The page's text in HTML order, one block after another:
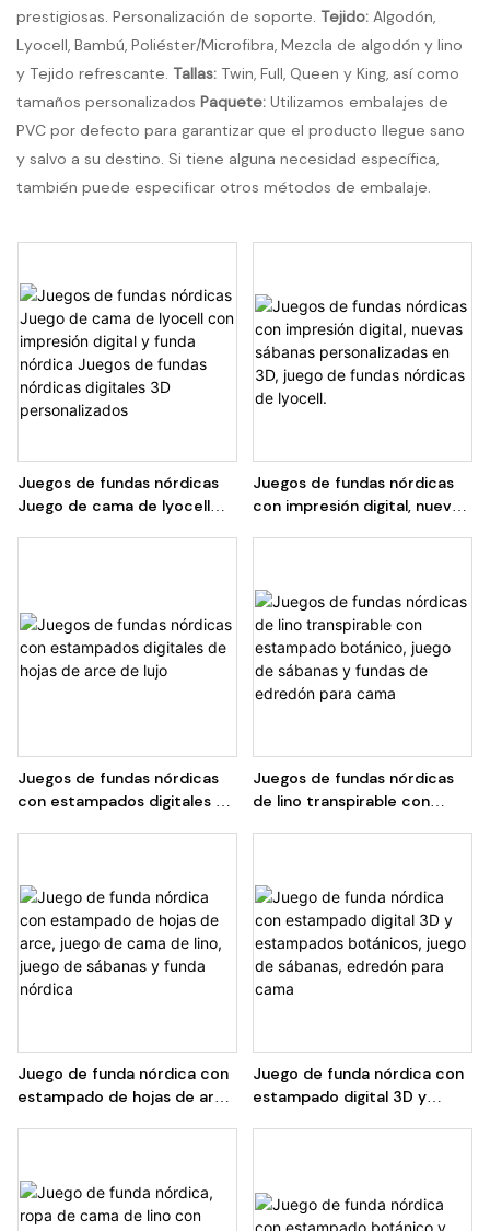
prestigiosas. Personalización de soporte. Tejido: Algodón,
Lyocell, Bambú, Poliéster/Microfibra, Mezcla de algodón y lino
y Tejido refrescante. Tallas: Twin, Full, Queen y King, así como
tamaños personalizados Paquete: Utilizamos embalajes de
PVC por defecto para garantizar que el producto llegue sano
y salvo a su destino. Si tiene alguna necesidad específica,
también puede especificar otros métodos de embalaje.
Juegos de fundas nórdicas
Juego de cama de lyocell
Juegos de fundas nórdicas
con impresión digital, nuevas
Juegos de fundas nórdicas
con estampados digitales de
Juegos de fundas nórdicas
de lino transpirable con
Juego de funda nórdica con
estampado de hojas de arce,
Juego de funda nórdica con
estampado digital 3D y